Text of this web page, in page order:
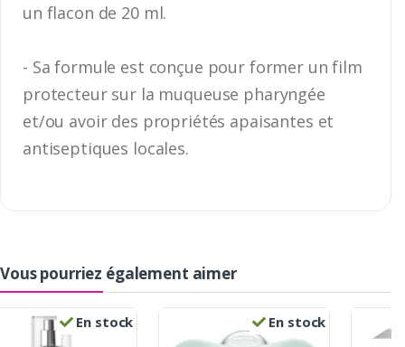
un flacon de 20 ml.
- Sa formule est conçue pour former un film
protecteur sur la muqueuse pharyngée
et/ou avoir des propriétés apaisantes et
antiseptiques locales.
Vous pourriez également aimer
En stock En stock